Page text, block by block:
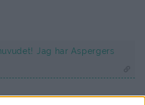
Jag har Aspergers